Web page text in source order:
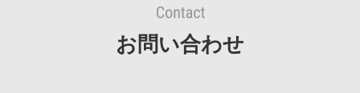
お問い合わせ